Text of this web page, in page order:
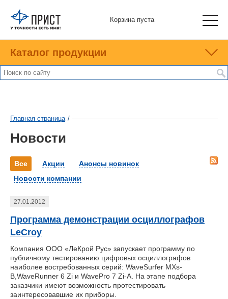
Корзина пуста
Каталог продукции
Главная страница /
Новости
Все Акции
Анонсы новинок
Новости компании
27.01.2012
Программа демонстрации осциллографов
LeCroy
Компания ООО «ЛеКрой Рус» запускает программу по
публичному тестированию цифровых осциллографов
наиболее востребованных серий: WaveSurfer MXs-
B,WaveRunner 6 Zi и WavePro 7 Zi-A. На этапе подбора
заказчики имеют возможность протестировать
заинтересовавшие их приборы.